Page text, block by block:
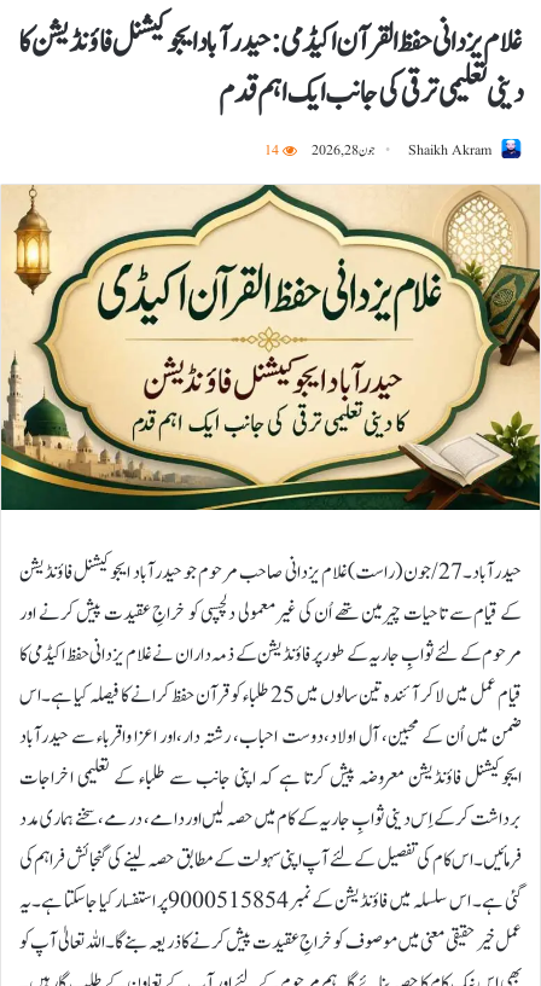
غلام یزدانی حفظ القرآن اکیڈمی :حیدرآباد ایجوکیشنل فاؤنڈیشن کا
دینی تعلیمی ترقی کی جانب ایک اہم قدم
Shaikh Akram جون 28, 2026 14
حیدرآباد۔27/جون (راست)غلام یزدانی صاحب مرحوم جو حیدرآباد ایجوکیشنل فاؤنڈیشن
کے قیام سے تا حیات چیرمین تھے اُن کی غیرمعمولی دلچسپی کو خراجِ عقیدت پیش کرنے اور
مرحوم کے لئے ثوابِ جاریہ کے طور پر فاؤنڈیشن کے ذمہ داران نے غلام یزدانی حفظ اکیڈمی کا
قیام عمل میں لاکر آئندہ تین سالوں میں 25 طلباء کو قرآن حفظ کرانے کا فیصلہ کیا ہے۔اس
ضمن میں اُن کے محبین، آل اولاد،دوست احباب، رشتہ دار،اور اعزا واقرباء سے حیدرآباد
ایجوکیشنل فاؤنڈیشن معروضہ پیش کرتا ہے کہ اپنی جانب سے طلباء کے تعلیمی اخراجات
برداشت کرکے اِس دینی ثوابِ جاریہ کے کام میں حصہ لیں اور دامے، درمے، سخنے ہماری مدد
فرمائیں۔اس کام کی تفصیل کے لئے آپ اپنی سہولت کے مطابق حصہ لینے کی گنجائش فراہم کی
گئی ہے۔ اس سلسلہ میں فاؤنڈیشن کے نمبر 9000515854پر استفسار کیا جاسکتا ہے۔یہ
عمل خیر حقیقی معنی میں موصوف کو خراجِ عقیدت پیش کرنے کا ذریعہ بنے گا۔ اللہ تعالیٰ آپ کو